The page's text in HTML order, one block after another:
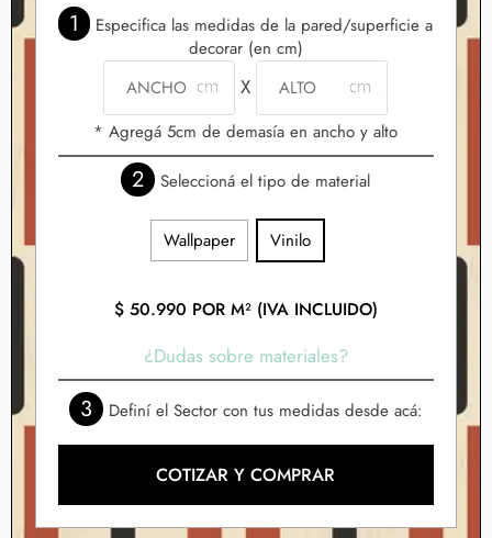
1
Especifica las medidas de la pared/superficie a
decorar (en cm)
X
* Agregá 5cm de demasía en ancho y alto
2 Seleccioná el tipo de material
Wallpaper Vinilo
$50.990 POR M² (IVA INCLUIDO)
¿Dudas sobre materiales?
3 Definí el Sector con tus medidas desde acá:
COTIZAR Y COMPRAR